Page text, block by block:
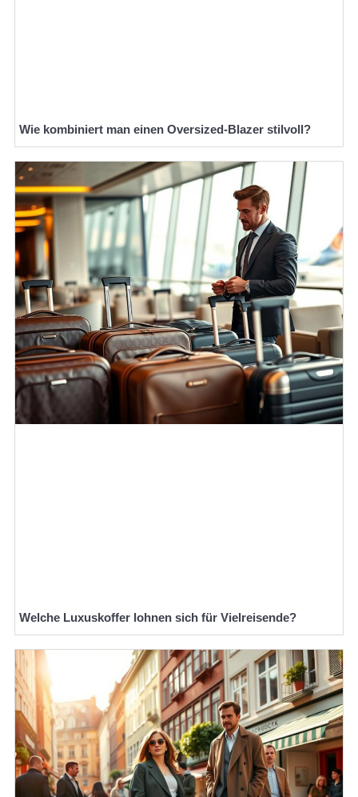
Wie kombiniert man einen Oversized-Blazer stilvoll?
Welche Luxuskoffer lohnen sich für Vielreisende?